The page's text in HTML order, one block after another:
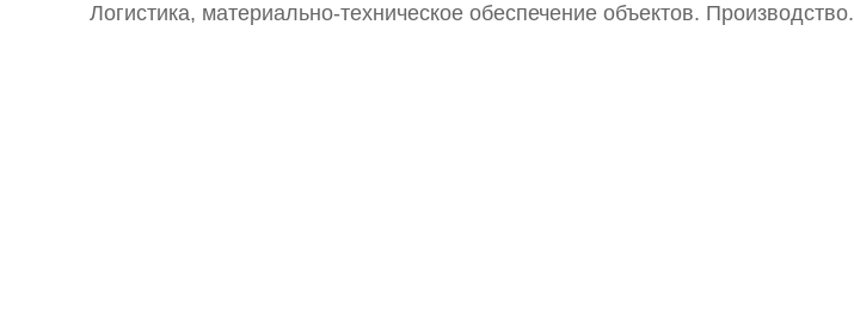
Логистика, материально-техническое обеспечение объектов. Производство.